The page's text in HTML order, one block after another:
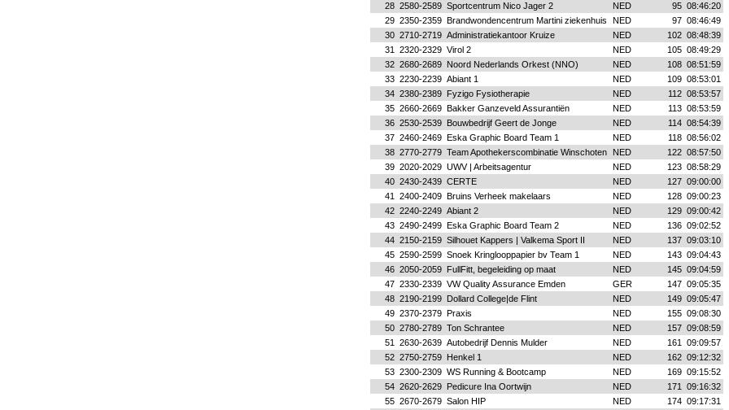
28 2580-2589 Sportcentrum Nico Jager 2 NED 95 08:46:20
29 2350-2359 Brandwondencentrum Martini ziekenhuis NED 97 08:46:49
30 2710-2719 Administratiekantoor Kruize NED 102 08:48:39
31
2320-2329 Virol 2 NED 105 08:49:29
32 2680-2689 Noord Nederlands Orkest (NNO) NED 108 08:51:59
33 2230-2239 Abiant 1 NED 109 08:53:01
34 2380-2389 Fyzigo Fysiotherapie NED 112 08:53:57
35 2660-2669 Bakker Ganzeveld Assurantiën NED 113 08:53:59
36 2530-2539 Bouwbedrijf Geert de Jonge NED 114 08:54:39
37 2460-2469 Eska Graphic Board Team 1 NED 118 08:56:02
38 2770-2779 Team Apothekerscombinatie Winschoten NED 122 08:57:50
39 2020-2029 UWV | Arbeitsagentur NED 123 08:58:29
40 2430-2439 CERTE NED 127 09:00:00
41
2400-2409 Bruins Verheek makelaars NED 128 09:00:23
42 2240-2249 Abiant 2 NED 129 09:00:42
43 2490-2499 Eska Graphic Board Team 2 NED 136 09:02:52
44 2150-2159 Silhouet Kappers | Valkema Sport II NED 137 09:03:10
45 2590-2599 Snoek Kringlooppapier bv Team 1 NED 143 09:04:43
46 2050-2059 FullFitt, begeleiding op maat NED 145 09:04:59
47 2330-2339 VW Quality Assurance Emden GER 147 09:05:35
48 2190-2199 Dollard College|de Flint NED 149 09:05:47
49 2370-2379 Praxis NED 155 09:08:30
50 2780-2789 Ton Schrantee NED 157 09:08:59
51
2630-2639 Autobedrijf Dennis Mulder NED 161
09:09:57
52 2750-2759 Henkel 1 NED 162 09:12:32
53 2300-2309 WS Running & Bootcamp NED 169 09:15:52
54 2620-2629 Pedicure Ina Oortwijn NED 171
09:16:32
55 2670-2679 Salon HIP NED 174 09:17:31